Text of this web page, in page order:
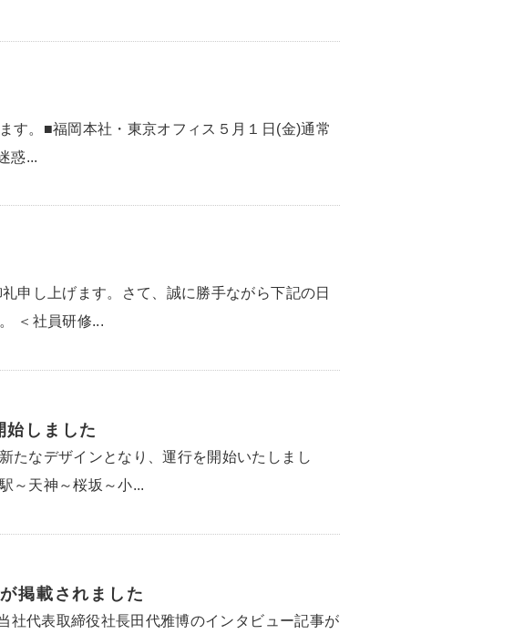
す。■福岡本社・東京オフィス５月１日(金)通常
惑...
申し上げます。さて、誠に勝手ながら下記の日
＜社員研修...
始しました
たなデザインとなり、運行を開始いたしまし
～天神～桜坂～小...
掲載されました
社代表取締役社長田代雅博のインタビュー記事が